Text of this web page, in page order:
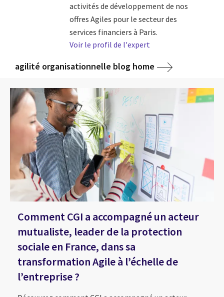
activités de développement de nos
offres Agiles pour le secteur des
services financiers à Paris.
Voir le profil de l'expert
agilité organisationnelle blog home
Comment CGI a accompagné un acteur
mutualiste, leader de la protection
sociale en France, dans sa
transformation Agile à l’échelle de
l’entreprise ?